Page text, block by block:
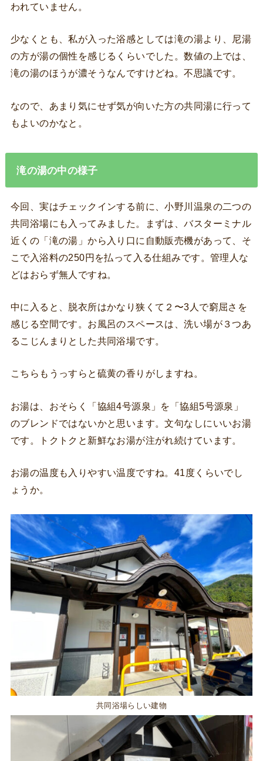
われていません。
少なくとも、私が入った浴感としては滝の湯より、尼湯
の方が湯の個性を感じるくらいでした。数値の上では、
滝の湯のほうが濃そうなんですけどね。不思議です。
なので、あまり気にせず気が向いた方の共同湯に行って
もよいのかなと。
滝の湯の中の様子
今回、実はチェックインする前に、小野川温泉の二つの
共同浴場にも入ってみました。まずは、バスターミナル
近くの「滝の湯」から入り口に自動販売機があって、そ
こで入浴料の250円を払って入る仕組みです。管理人な
どはおらず無人ですね。
中に入ると、脱衣所はかなり狭くて２〜3人で窮屈さを
感じる空間です。お風呂のスペースは、洗い場が３つあ
るこじんまりとした共同浴場です。
こちらもうっすらと硫黄の香りがしますね。
お湯は、おそらく「協組4号源泉」を「協組5号源泉」
のブレンドではないかと思います。文句なしにいいお湯
です。トクトクと新鮮なお湯が注がれ続けています。
お湯の温度も入りやすい温度ですね。41度くらいでし
ょうか。
共同浴場らしい建物